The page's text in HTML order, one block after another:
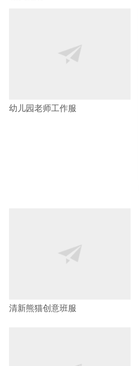
幼儿园老师工作服
清新熊猫创意班服